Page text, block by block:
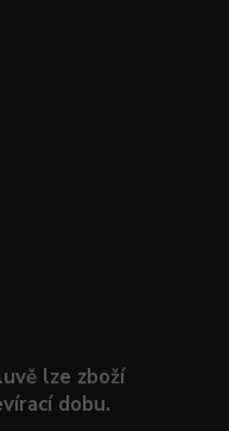
lze zboží
dobu.